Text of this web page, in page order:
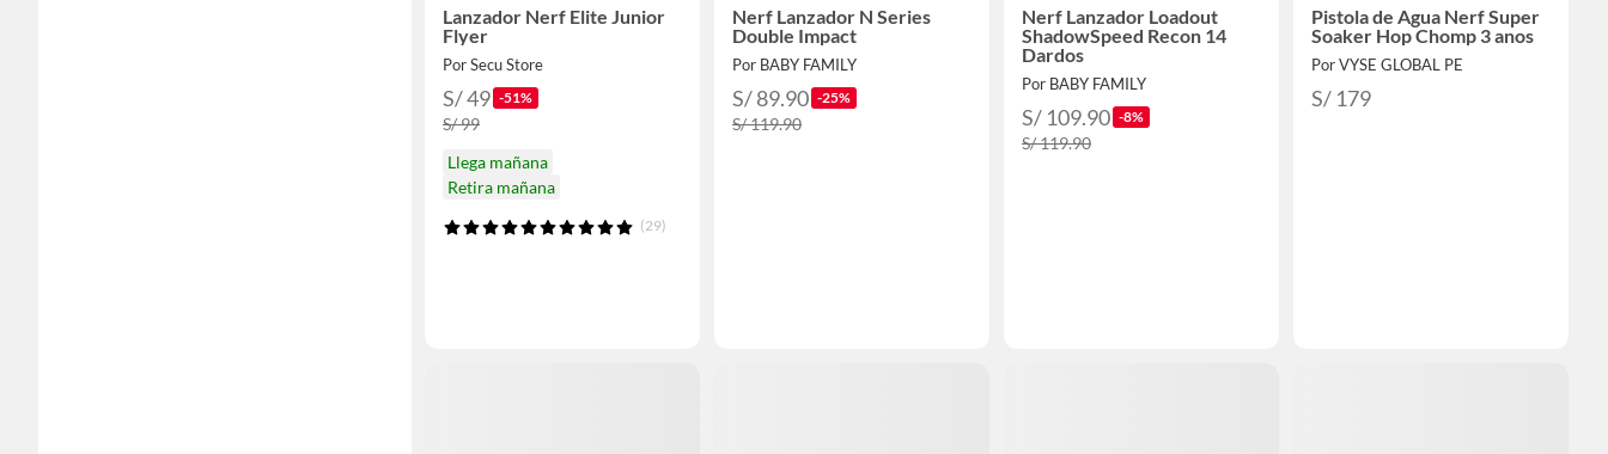
Lanzador Nerf Elite Junior
Flyer
Por Secu Store
S/ 49 -51%
S/ 99
Llega mañana
Retira mañana
(29)
Nerf Lanzador N Series
Double Impact
Por BABY FAMILY
S/ 89.90 -25%
S/ 119.90
Nerf Lanzador Loadout
ShadowSpeed Recon 14
Dardos
Por BABY FAMILY
S/ 109.90 -8%
S/ 119.90
Pistola de Agua Nerf Super
Soaker Hop Chomp 3 anos
Por VYSE GLOBAL PE
S/ 179